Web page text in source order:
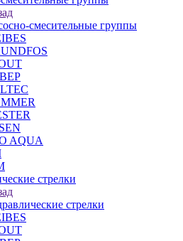
смесительные группы
AQUA
стрелки
стрелки